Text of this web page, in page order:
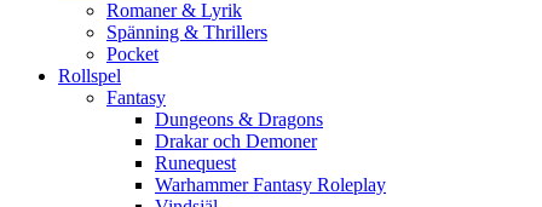
Romaner & Lyrik
Spänning & Thrillers
Pocket
Rollspel
Fantasy
Dungeons & Dragons
Drakar och Demoner
Runequest
Warhammer Fantasy Roleplay